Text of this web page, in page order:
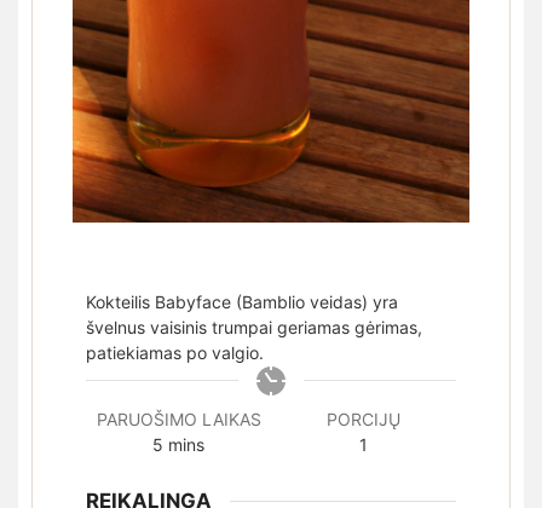
Kokteilis Babyface (Bamblio veidas) yra
švelnus vaisinis trumpai geriamas gėrimas,
patiekiamas po valgio.
PARUOŠIMO LAIKAS
5 minutes
mins
PORCIJŲ
1
REIKALINGA